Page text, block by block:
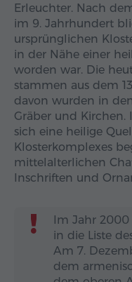
Erleuchter. Nach
im 9. Jahrhundert
ursprünglichen
in der Nähe einer
worden war. Die
stammen aus dem
davon wurden in
Gräber und
sich eine heilige
Klosterkomplexes
mittelalterlichen
Inschriften und
Im Jahr 2000
in die Liste
Am 7.
dem